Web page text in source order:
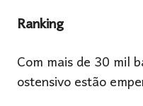
Ranking
Com mais de 30 mil
ostensivo estão